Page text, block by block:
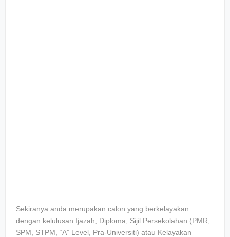
Sekiranya anda merupakan calon yang berkelayakan
dengan kelulusan Ijazah, Diploma, Sijil Persekolahan (PMR,
SPM, STPM, “A” Level, Pra-Universiti) atau Kelayakan